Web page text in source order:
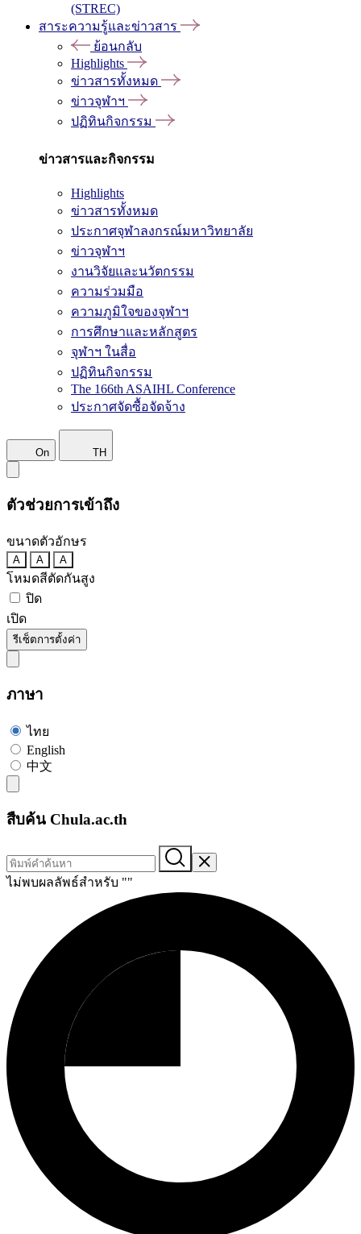
(STREC)
สาระความรู้และข่าวสาร
ย้อนกลับ
Highlights
ข่าวสารทั้งหมด
ข่าวจุฬาฯ
ปฏิทินกิจกรรม
ข่าวสารและกิจกรรม
Highlights
ข่าวสารทั้งหมด
ประกาศจุฬาลงกรณ์มหาวิทยาลัย
ข่าวจุฬาฯ
งานวิจัยและนวัตกรรม
ความร่วมมือ
ความภูมิใจของจุฬาฯ
การศึกษาและหลักสูตร
จุฬาฯ ในสื่อ
ปฏิทินกิจกรรม
The 166th ASAIHL Conference
ประกาศจัดซื้อจัดจ้าง
On TH
ตัวช่วยการเข้าถึง
ขนาดตัวอักษร
A A A
โหมดสีตัดกันสูง
ปิด
เปิด
รีเซ็ตการตั้งค่า
ภาษา
ไทย
English
中文
สืบค้น Chula.ac.th
ไม่พบผลลัพธ์สำหรับ ""